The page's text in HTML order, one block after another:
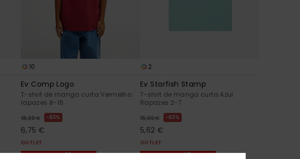
10
Ev Comp Logo
T-shirt de manga curta Vermelho
rapazes 8-16
18,00 € 63%
6,75 €
OUTLET
DUPLA PROMO 25% EXTRA
2
Ev Starfish Stamp
T-shirt de manga curta Azul
Rapazes 2-7
15,00 € 63%
5,62 €
OUTLET
DUPLA PROMO 25% EXTRA